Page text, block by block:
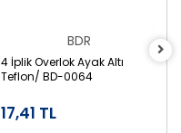
BDR
4 İplik Overlok Ayak Altı
Teflon/ BD-0064
17,41 TL